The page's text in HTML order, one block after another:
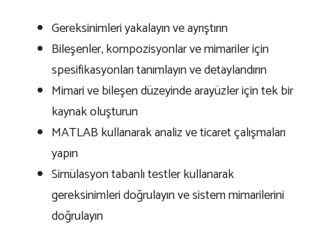
Gereksinimleri yakalayın ve ayrıştırın
Bileşenler, kompozisyonlar ve mimariler için
spesifikasyonları tanımlayın ve detaylandırın
Mimari ve bileşen düzeyinde arayüzler için tek bir
kaynak oluşturun
MATLAB kullanarak analiz ve ticaret çalışmaları
yapın
Simülasyon tabanlı testler kullanarak
gereksinimleri doğrulayın ve sistem mimarilerini
doğrulayın